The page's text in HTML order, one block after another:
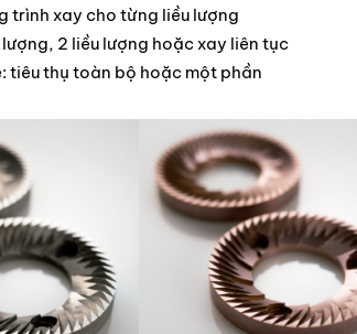
trình xay cho từng liều lượng
lượng, 2 liều lượng hoặc xay liên tục
tiêu thụ toàn bộ hoặc một phần